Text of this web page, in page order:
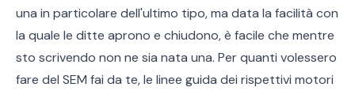
una in particolare dell'ultimo tipo, ma data la facilità con
la quale le ditte aprono e chiudono, è facile che mentre
sto scrivendo non ne sia nata una. Per quanti volessero
fare del SEM fai da te, le linee guida dei rispettivi motori